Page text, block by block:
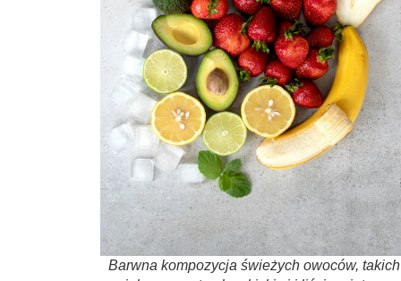
Barwna kompozycja świeżych owoców, takich